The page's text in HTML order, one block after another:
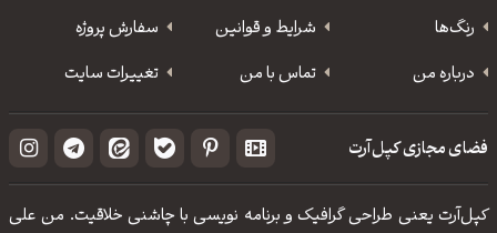
رنگ‌ها
شرایط و قوانین
سفارش پروژه
درباره من
تماس با من تغییرات سایت
فضای مجازی کپل‌آرت
کپل‌آرت یعنی طراحی گرافیک و برنامه نویسی با چاشنی خلاقیت. من علی